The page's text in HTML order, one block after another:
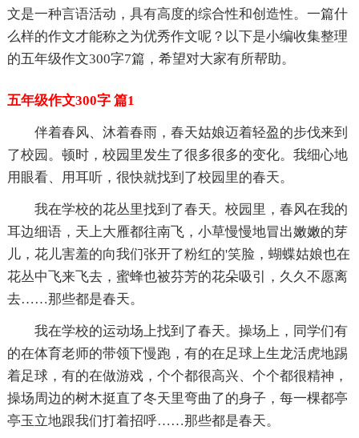
文是一种言语活动，具有高度的综合性和创造性。一篇什
么样的作文才能称之为优秀作文呢？以下是小编收集整理
的五年级作文300字7篇，希望对大家有所帮助。
五年级作文300字 篇1
伴着春风、沐着春雨，春天姑娘迈着轻盈的步伐来到
了校园。顿时，校园里发生了很多很多的变化。我细心地
用眼看、用耳听，很快就找到了校园里的春天。
我在学校的花丛里找到了春天。校园里，春风在我的
耳边细语，天上大雁都往南飞，小草慢慢地冒出嫩嫩的芽
儿，花儿害羞的向我们张开了粉红的'笑脸，蝴蝶姑娘也在
花丛中飞来飞去，蜜蜂也被芬芳的花朵吸引，久久不愿离
去……那些都是春天。
我在学校的运动场上找到了春天。操场上，同学们有
的在体育老师的带领下慢跑，有的在足球上生龙活虎地踢
着足球，有的在做游戏，个个都很高兴、个个都很精神，
操场周边的树木挺直了冬天里弯曲了的身子，每一棵都亭
亭玉立地跟我们打着招呼……那些都是春天。